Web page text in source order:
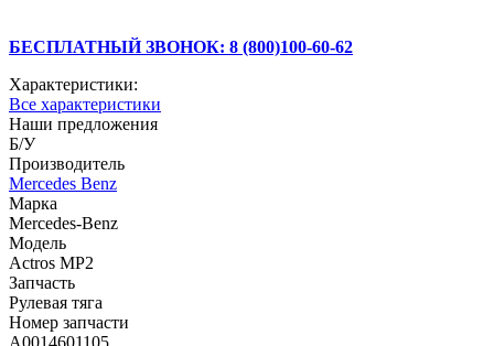
БЕСПЛАТНЫЙ ЗВОНОК: 8 (800)100-60-62
Характеристики:
Все характеристики
Наши предложения
Б/У
Производитель
Mercedes Benz
Марка
Mercedes-Benz
Модель
Actros MP2
Запчасть
Рулевая тяга
Номер запчасти
A0014601105